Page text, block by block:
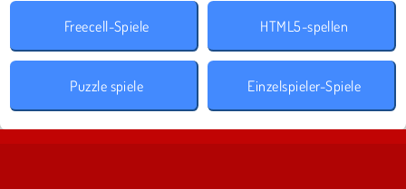
Freecell-Spiele HTML5-spellen
Puzzle spiele Einzelspieler-Spiele